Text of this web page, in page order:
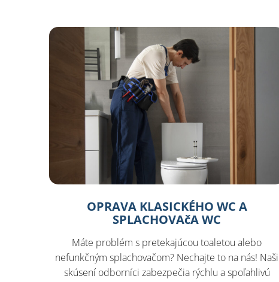
OPRAVA KLASICKÉHO WC A
SPLACHOVAčA WC
Máte problém s pretekajúcou toaletou alebo
nefunkčným splachovačom? Nechajte to na nás! Naši
skúsení odborníci zabezpečia rýchlu a spoľahlivú